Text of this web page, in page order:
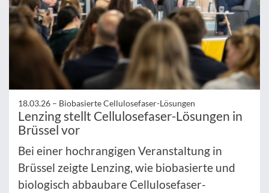
18.03.26 – Biobasierte Cellulosefaser-Lösungen
Lenzing stellt Cellulosefaser-Lösungen in
Brüssel vor
Bei einer hochrangigen Veranstaltung in
Brüssel zeigte Lenzing, wie biobasierte und
biologisch abbaubare Cellulosefaser-